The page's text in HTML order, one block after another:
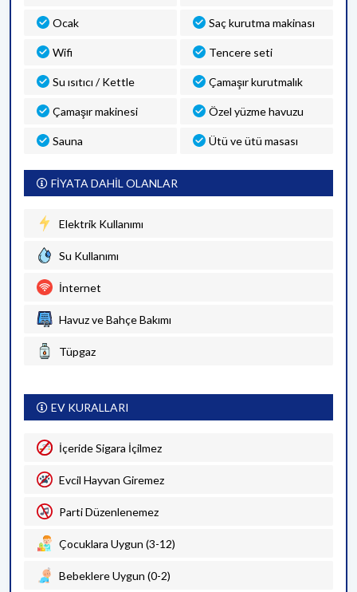
Ocak Saç kurutma makinası
Wifi Tencere seti
Su ısıtıcı / Kettle Çamaşır kurutmalık
Çamaşır makinesi Özel yüzme havuzu
Sauna Ütü ve ütü masası
FİYATA DAHİL OLANLAR
Elektrik Kullanımı
Su Kullanımı
İnternet
Havuz ve Bahçe Bakımı
Tüpgaz
EV KURALLARI
İçeride Sigara İçilmez
Evcil Hayvan Giremez
Parti Düzenlenemez
Çocuklara Uygun (3-12)
Bebeklere Uygun (0-2)